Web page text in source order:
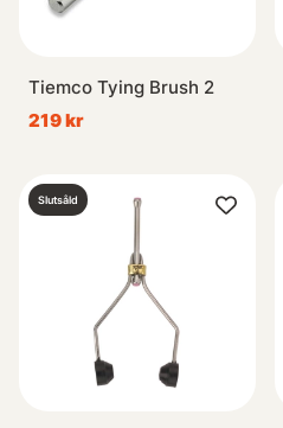
Tiemco Tying Brush 2
219 kr
Slutsåld